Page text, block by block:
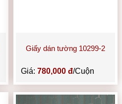
Giấy dán tường 10299-2
Giá: 780,000 đ/Cuộn